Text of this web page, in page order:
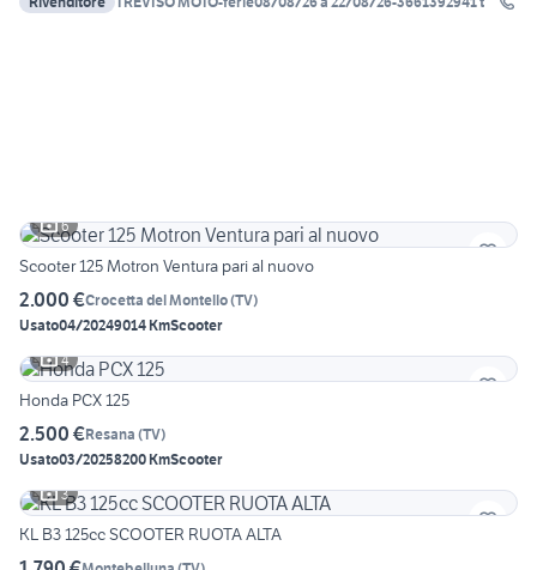
6
Scooter 125 Motron Ventura pari al nuovo
2.000 €Crocetta del Montello(TV)
Usato04/20249014 KmScooter
4
Honda PCX 125
2.500 €Resana (TV)
Usato03/20258200 KmScooter
3
KL B3 125cc SCOOTER RUOTA ALTA